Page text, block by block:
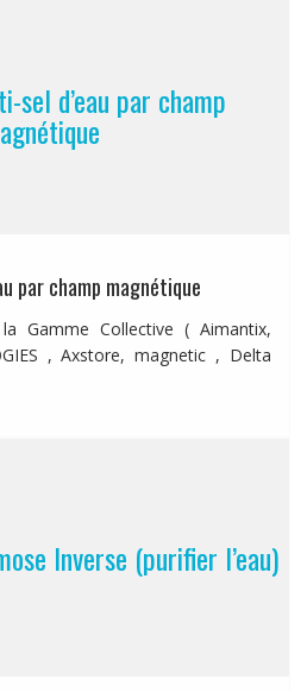
sel d’eau par champ
par champ magnétique
Gamme Collective ( Aimantix,
, Axstore, magnetic , Delta
Inverse (purifier l’eau)